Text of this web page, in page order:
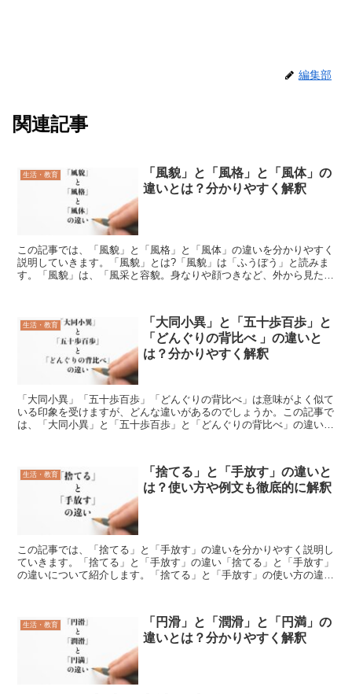
編集部
関連記事
生活・教育
「風貌」と「風格」と「風体」の
違いとは？分かりやすく解釈
この記事では、「風貌」と「風格」と「風体」の違いを分かりやすく
説明していきます。「風貌」とは?「風貌」は「ふうぼう」と読みま
す。「風貌」は、「風采と容貌。身なりや顔つきなど、外から見た人
生活・教育
「大同小異」と「五十歩百歩」と
「どんぐりの背比べ 」の違いと
は？分かりやすく解釈
「大同小異」「五十歩百歩」「どんぐりの背比べ」は意味がよく似て
いる印象を受けますが、どんな違いがあるのでしょうか。この記事で
は、「大同小異」と「五十歩百歩」と「どんぐりの背比べ」の違いを
生活・教育
「捨てる」と「手放す」の違いと
は？使い方や例文も徹底的に解釈
この記事では、「捨てる」と「手放す」の違いを分かりやすく説明し
ていきます。「捨てる」と「手放す」の違い「捨てる」と「手放す」
の違いについて紹介します。「捨てる」と「手放す」の使い方の違い
生活・教育
「円滑」と「潤滑」と「円満」の
違いとは？分かりやすく解釈